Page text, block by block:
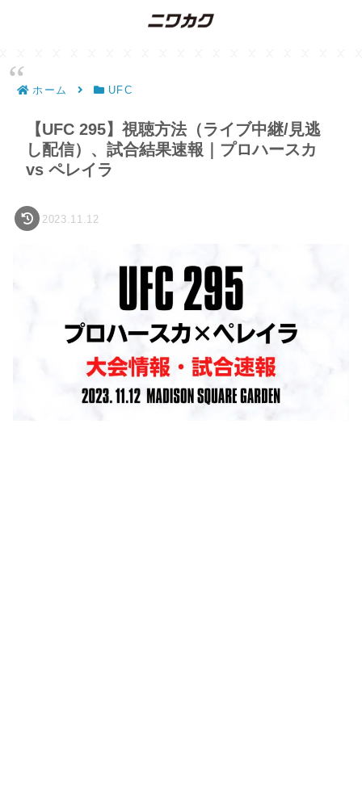
ホーム UFC
【UFC 295】視聴方法（ライブ中継/見逃
し配信）、試合結果速報｜プロハースカ
vs ペレイラ
2023.11.12